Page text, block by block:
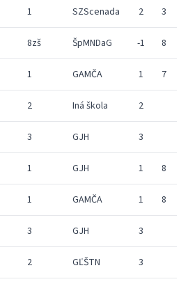
1 SZScenada 2 3
8zš ŠpMNDaG -1 8
1 GAMČA 1 7
2 Iná škola 2
3 GJH 3
1 GJH 1 8
1 GAMČA 1 8
3 GJH 3
2 GĽŠTN 3